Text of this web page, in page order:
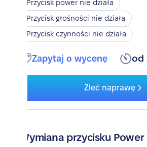
Przycisk power nie działa
Przycisk głośności nie działa
Przycisk czynności nie działa
Zapytaj o wycenę od
Zleć naprawę
Wymiana przycisku Power